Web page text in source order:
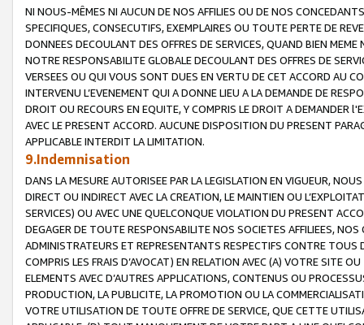
NI NOUS-MÊMES NI AUCUN DE NOS AFFILIES OU DE NOS
SPECIFIQUES, CONSECUTIFS, EXEMPLAIRES OU TOUTE PERTE DE
DONNEES DECOULANT DES OFFRES DE SERVICES, QUAND BIEN
NOTRE RESPONSABILITE GLOBALE DECOULANT DES OFFRES DE
VERSEES OU QUI VOUS SONT DUES EN VERTU DE CET ACCORD AU
INTERVENU L’EVENEMENT QUI A DONNE LIEU A LA DEMANDE DE
DROIT OU RECOURS EN EQUITE, Y COMPRIS LE DROIT A DEMANDER
AVEC LE PRESENT ACCORD. AUCUNE DISPOSITION DU PRESENT
APPLICABLE INTERDIT LA LIMITATION.
9.Indemnisation
DANS LA MESURE AUTORISEE PAR LA LEGISLATION EN VIGUEUR,
DIRECT OU INDIRECT AVEC LA CREATION, LE MAINTIEN OU
SERVICES) OU AVEC UNE QUELCONQUE VIOLATION DU PRESENT
DEGAGER DE TOUTE RESPONSABILITE NOS SOCIETES AFFILIEES,
ADMINISTRATEURS ET REPRESENTANTS RESPECTIFS CONTRE
COMPRIS LES FRAIS D’AVOCAT) EN RELATION AVEC (A) VOTRE SITE
ELEMENTS AVEC D’AUTRES APPLICATIONS, CONTENUS OU
PRODUCTION, LA PUBLICITE, LA PROMOTION OU LA
VOTRE UTILISATION DE TOUTE OFFRE DE SERVICE, QUE CETTE